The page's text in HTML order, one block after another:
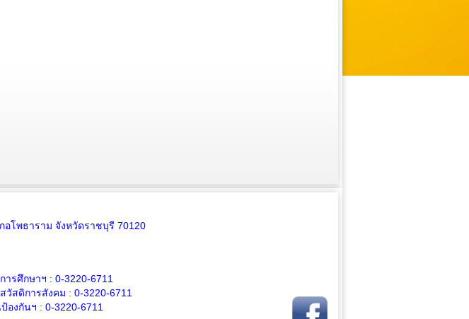
อโพธาราม จังหวัดราชบุรี 70120
ารศึกษาฯ : 0-3220-6711
วัสดิการสังคม : 0-3220-6711
องกันฯ : 0-3220-6711